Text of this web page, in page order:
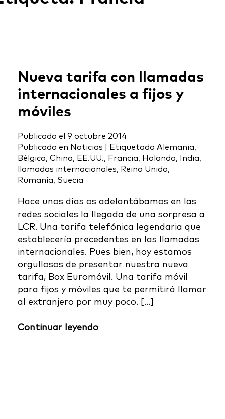
Nueva tarifa con llamadas
internacionales a fijos y
móviles
Publicado el 9 octubre 2014
Publicado en Noticias Etiquetado Alemania,
Bélgica, China, EE.UU., Francia, Holanda, India,
llamadas internacionales, Reino Unido,
Rumanía, Suecia
Hace unos días os adelantábamos en las
redes sociales la llegada de una sorpresa a
LCR. Una tarifa telefónica legendaria que
establecería precedentes en las llamadas
internacionales. Pues bien, hoy estamos
orgullosos de presentar nuestra nueva
tarifa, Box Euromóvil. Una tarifa móvil
para fijos y móviles que te permitirá llamar
al extranjero por muy poco. […]
Continuar leyendo